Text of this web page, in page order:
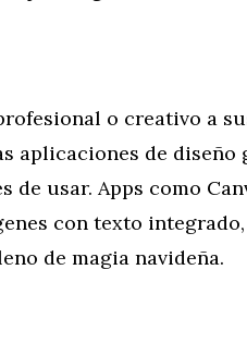
o creativo a
aplicaciones de diseño
usar. Apps como
con texto integrado,
de magia navideña.